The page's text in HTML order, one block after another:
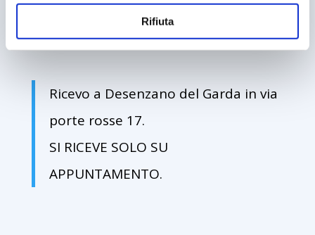
Rifiuta
(dotata di ampi spazi interni ed
esterni).
Ricevo a Desenzano del Garda in via
porte rosse 17.
SI RICEVE SOLO SU
APPUNTAMENTO.